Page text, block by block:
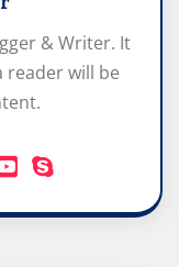
& Writer. It
reader will be